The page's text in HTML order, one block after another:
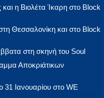
η Βιολέτα Ίκαρη στο Block
Θεσσαλονίκη και στο Block
στη σκηνή του Soul
Αποκριάτικων
Ιανουαρίου στο WE